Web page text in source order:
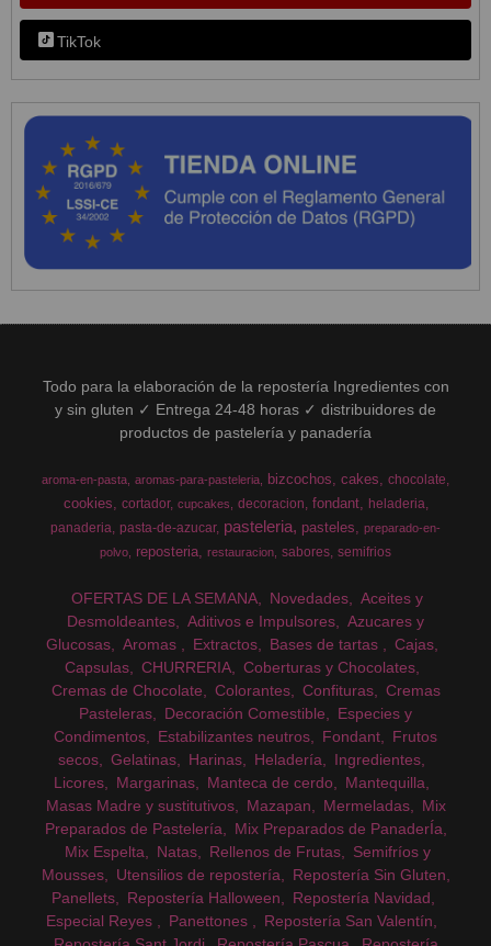
TikTok
Todo para la elaboración de la repostería Ingredientes con
y sin gluten ✓ Entrega 24-48 horas ✓ distribuidores de
productos de pastelería y panadería
aroma-en-pasta aromas-para-pasteleria bizcochos cakes chocolate
cookies cortador cupcakes decoracion fondant
heladeria
panaderia pasta-de-azucar pasteleria pasteles
preparado-en-
polvo
reposteria restauracion sabores semifrios
OFERTAS DE LA SEMANA Novedades
Aceites y
Desmoldeantes
Aditivos e Impulsores
Azucares y
Glucosas
Aromas Extractos Bases de tartas
Cajas
Capsulas
CHURRERIA
Coberturas y Chocolates
Cremas de Chocolate
Colorantes Confituras
Cremas
Pasteleras
Decoración Comestible
Especies y
Condimentos
Estabilizantes neutros Fondant
Frutos
secos
Gelatinas Harinas Heladería
Ingredientes
Licores
Margarinas Manteca de cerdo
Mantequilla
Masas Madre y sustitutivos
Mazapan Mermeladas
Mix
Preparados de Pastelería
Mix Preparados de PanaderÍa
Mix Espelta
Natas Rellenos de Frutas
Semifríos y
Mousses
Utensilios de repostería
Repostería Sin Gluten
Panellets
Repostería Halloween
Repostería Navidad
Especial Reyes
Panettones
Repostería San Valentín